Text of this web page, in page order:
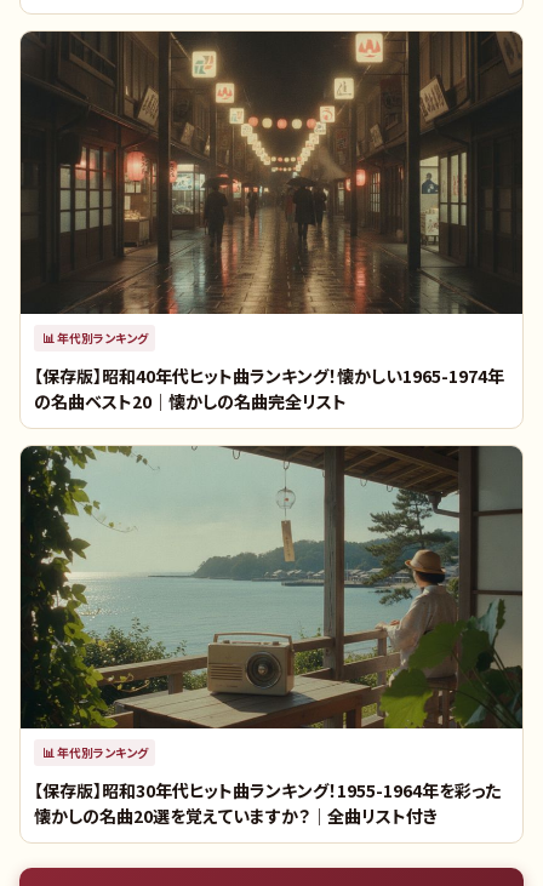
📊年代別ランキング
【保存版】昭和40年代ヒット曲ランキング！懐かしい1965-1974年
の名曲ベスト20｜懐かしの名曲完全リスト
📊年代別ランキング
【保存版】昭和30年代ヒット曲ランキング！1955-1964年を彩った
懐かしの名曲20選を覚えていますか？｜全曲リスト付き